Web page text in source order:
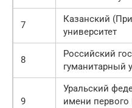
7
Казанский
университет
8
Российский
гуманитарный
9
Уральский
имени